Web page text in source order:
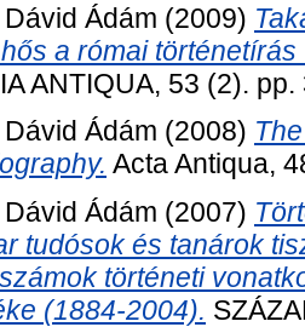
Ádám (2009)
a római történetírás
ANTIQUA, 53 (2).
Ádám (2008)
Acta Antiqua,
Ádám (2007)
tudósok és tanárok
történeti
(1884-2004).